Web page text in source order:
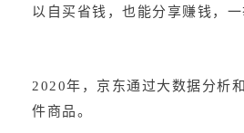
以自买省钱，也能分享赚钱，一
2020年，京东通过大数据分析
件商品。